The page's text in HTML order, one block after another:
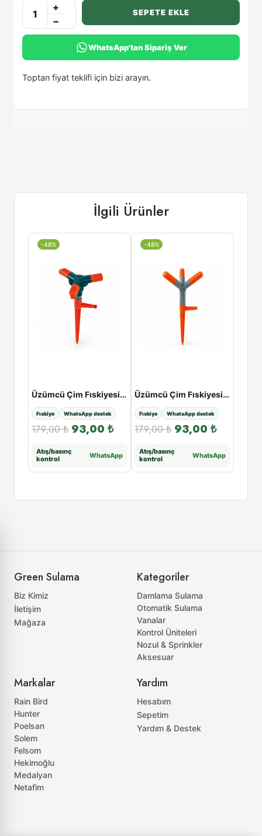
+
−
SEPETE EKLE
WhatsApp'tan Sipariş Ver
Toptan fiyat teklifi için bizi arayın.
İlgili Ürünler
-48%
Üzümcü Çim Fıskiyesi - Turbo Üç Kollu Çim Fıskiyesi
Fıskiye WhatsApp destek
179,00₺ 93,00 ₺
Atış/basınç
kontrol
WhatsApp
-48%
Üzümcü Çim Fıskiyesi - Süper Üç Kollu Çim Fıskiyesi
Fıskiye WhatsApp destek
179,00₺ 93,00 ₺
Atış/basınç
kontrol
WhatsApp
Green Sulama
Biz Kimiz
İletişim
Mağaza
Kategoriler
Damlama Sulama
Otomatik Sulama
Vanalar
Kontrol Üniteleri
Nozul & Sprinkler
Aksesuar
Markalar
Rain Bird
Hunter
Poelsan
Solem
Felsom
Hekimoğlu
Medalyan
Netafim
Yardım
Hesabım
Sepetim
Yardım & Destek